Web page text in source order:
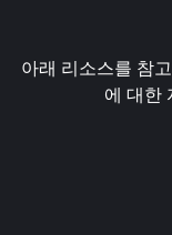
아래 리소스를 참
에 대한